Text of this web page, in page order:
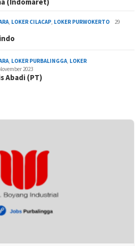
, LOKER CILACAP, LOKER PURWOKERTO
29
, LOKER PURBALINGGA, LOKER
2023
Abadi (PT)